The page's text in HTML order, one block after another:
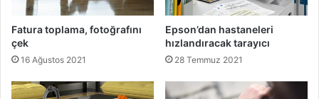
Fatura toplama, fotoğrafını
çek
16 Ağustos 2021
Epson’dan hastaneleri
hızlandıracak tarayıcı
28 Temmuz 2021